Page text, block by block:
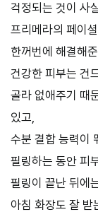
걱정되는 것이 사
프리메라의 페이
한꺼번에 해결해
건강한 피부는 건
골라 없애주기 때
있고,
수분 결합 능력이
필링하는 동안 피
필링이 끝난 뒤에
아침 화장도 잘 받